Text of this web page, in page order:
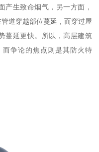
产生致命烟气，另一方面，
道穿越部位蔓延，而穿过屋
蔓延更快。所以，高层建筑
而争论的焦点则是其防火特